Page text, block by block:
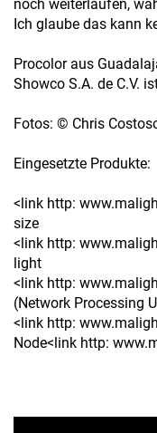
noch weiterlaufen,
Ich glaube das kann
Procolor aus
Showco S.A. de C.V.
Fotos: © Chris
Eingesetzte Produkte:
<link http:
size
<link http:
light
<link http:
(Network Processing
<link http:
Node<link http: